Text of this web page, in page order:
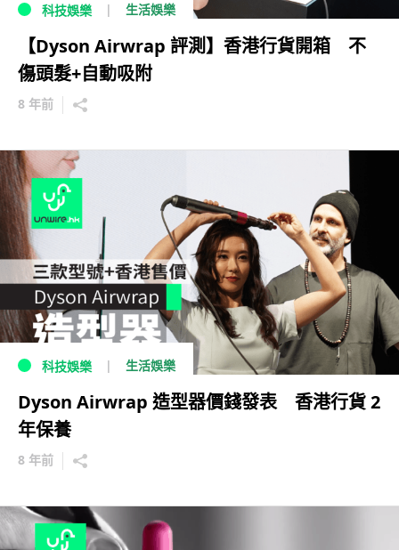
科技娛樂 生活娛樂
【Dyson Airwrap 評測】香港行貨開箱 不
傷頭髮+自動吸附
8 年前
科技娛樂 生活娛樂
Dyson Airwrap 造型器價錢發表 香港行貨 2
年保養
8 年前